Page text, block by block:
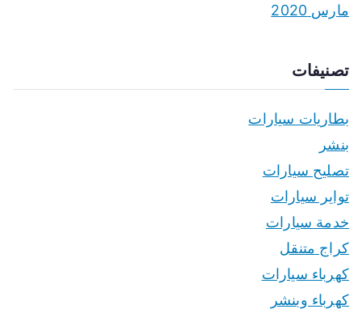
مارس 2020
تصنيفات
بطاريات سيارات
بنشر
تصليح سيارات
تواير سيارات
خدمة سيارات
كراج متنقل
كهرباء سيارات
كهرباء وبنشر